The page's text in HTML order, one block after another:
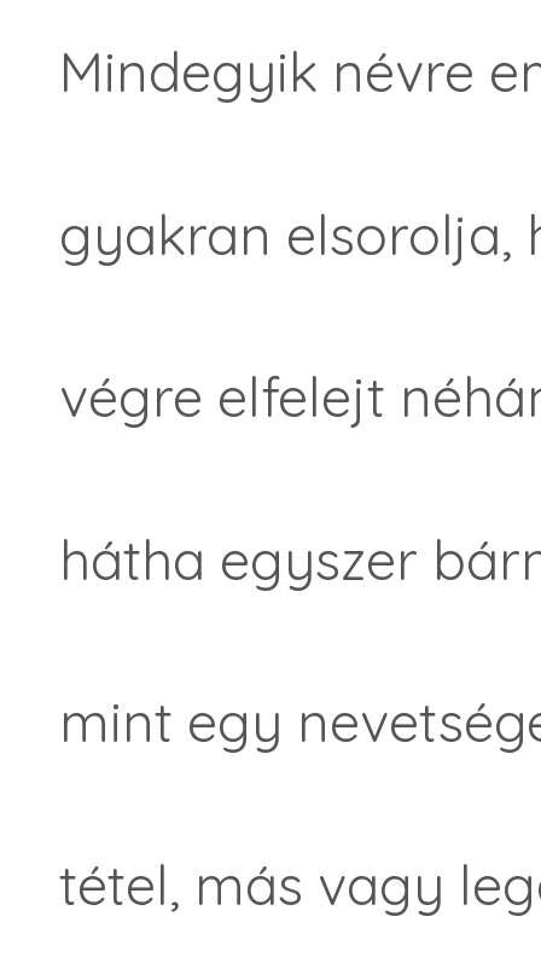
Mindegyik névre
gyakran elsorolja,
végre elfelejt
hátha egyszer
mint egy
tétel, más vagy